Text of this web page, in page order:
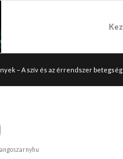
– A szív és az érrendszer